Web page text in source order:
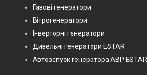
Газові генератори
Вітрогенератори
Інверторні генератори
Дизельні генератори ESTAR
Автозапуск генератора АВР ESTAR